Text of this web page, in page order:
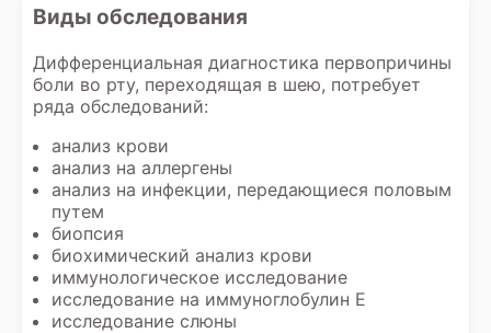
Виды обследования
Дифференциальная диагностика первопричины
боли во рту, переходящая в шею, потребует
ряда обследований:
анализ крови
анализ на аллергены
анализ на инфекции, передающиеся половым
путем
биопсия
биохимический анализ крови
иммунологическое исследование
исследование на иммуноглобулин Е
исследование слюны